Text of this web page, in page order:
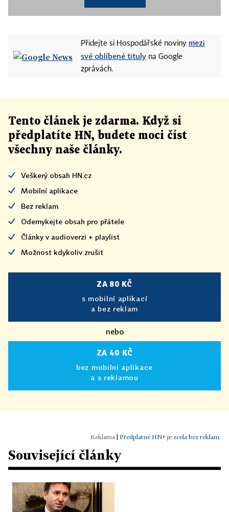
Přidejte si Hospodářské noviny mezi
své oblíbené tituly na Google
zprávách.
Tento článek je zdarma. Když si
předplatíte HN, budete moci číst
všechny naše články.
Veškerý obsah HN.cz
Mobilní aplikace
Bez reklam
Odemykejte obsah pro přátele
Články v audioverzi + playlist
Možnost kdykoliv zrušit
ZA 80 KČ
s mobilní aplikací
a bez reklam
nebo
ZA 40 KČ
bez mobilní aplikace
a s reklamou
Předplatné HN+ je zcela bez reklam.
Související články